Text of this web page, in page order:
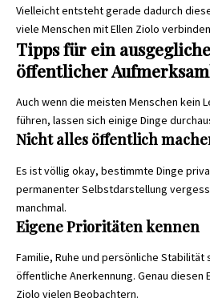
Vielleicht entsteht gerade dadurch
viele Menschen mit Ellen Ziolo
Tipps für ein
öffentlicher
Auch wenn die meisten Menschen kein
führen, lassen sich einige Dinge
Nicht alles öffentlich
Es ist völlig okay, bestimmte Dinge
permanenter Selbstdarstellung
manchmal.
Eigene Prioritäten kennen
Familie, Ruhe und persönliche Stabilität
öffentliche Anerkennung. Genau diesen
Ziolo vielen Beobachtern.